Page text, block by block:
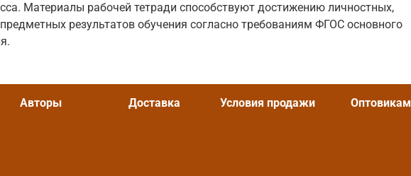
Материалы рабочей тетради способствуют достижению личностных,
результатов обучения согласно требованиям ФГОС основного
Авторы Доставка Условия продажи Оптовикам